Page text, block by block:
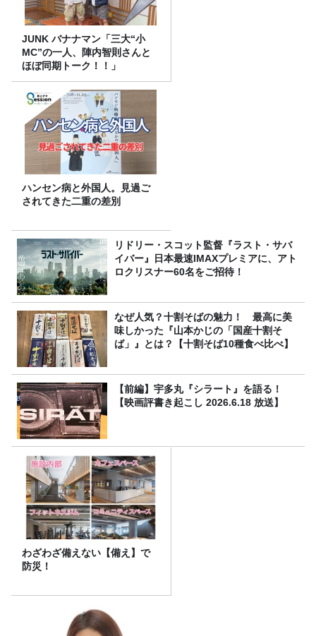
JUNK バナナマン「三大“小
MC”の一人、陣内智則さんと
ほぼ同期トーク！！」
ハンセン病と外国人。見過ご
されてきた二重の差別
リドリー・スコット監督『ラスト・サバ
イバー』日本最速IMAXプレミアに、アト
ロクリスナー60名をご招待！
なぜ人気？十割そばの魅力！ 最高に美
味しかった『山本かじの「国産十割そ
ば」』とは？【十割そば10種食べ比べ】
【前編】宇多丸『シラート』を語る！
【映画評書き起こし 2026.6.18 放送】
わざわざ備えない【備え】で
防災！